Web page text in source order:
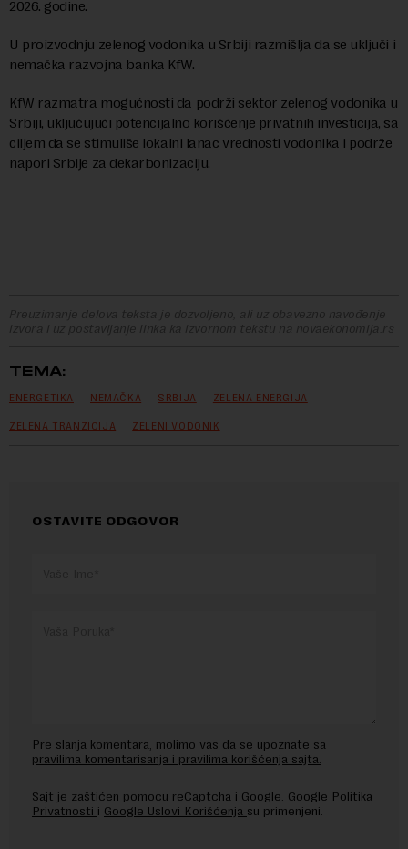
2026. godine.
U proizvodnju zelenog vodonika u Srbiji razmišlja da se uključi i
nemačka razvojna banka KfW.
KfW razmatra mogućnosti da podrži sektor zelenog vodonika u
Srbiji, uključujući potencijalno korišćenje privatnih investicija, sa
ciljem da se stimuliše lokalni lanac vrednosti vodonika i podrže
napori Srbije za dekarbonizaciju.
Preuzimanje delova teksta je dozvoljeno, ali uz obavezno navođenje
izvora i uz postavljanje linka ka izvornom tekstu na novaekonomija.rs
TEMA:
ENERGETIKA NEMAČKA SRBIJA ZELENA ENERGIJA
ZELENA TRANZICIJA ZELENI VODONIK
OSTAVITE ODGOVOR
Pre slanja komentara, molimo vas da se upoznate sa
pravilima komentarisanja i pravilima korišćenja sajta.
Sajt je zaštićen pomocu reCaptcha i Google. Google Politika
Privatnosti i Google Uslovi Korišćenja su primenjeni.